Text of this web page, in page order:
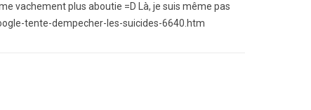
vachement plus aboutie =D Là, je suis même pas
tente-dempecher-les-suicides-6640.htm